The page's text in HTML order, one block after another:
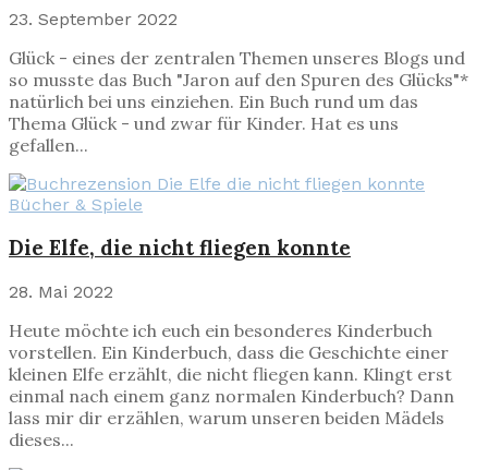
23. September 2022
Glück - eines der zentralen Themen unseres Blogs und
so musste das Buch "Jaron auf den Spuren des Glücks"*
natürlich bei uns einziehen. Ein Buch rund um das
Thema Glück - und zwar für Kinder. Hat es uns
gefallen...
Bücher & Spiele
Die Elfe, die nicht fliegen konnte
28. Mai 2022
Heute möchte ich euch ein besonderes Kinderbuch
vorstellen. Ein Kinderbuch, dass die Geschichte einer
kleinen Elfe erzählt, die nicht fliegen kann. Klingt erst
einmal nach einem ganz normalen Kinderbuch? Dann
lass mir dir erzählen, warum unseren beiden Mädels
dieses...